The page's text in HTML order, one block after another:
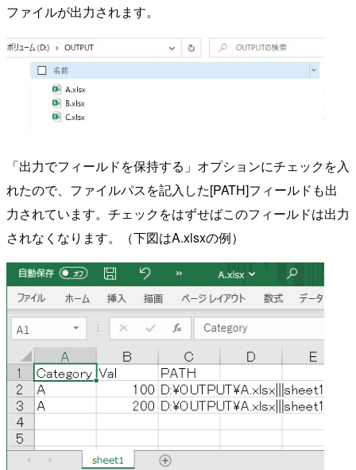
ファイルが出力されます。
「出力でフィールドを保持する」オプションにチェックを入
れたので、ファイルパスを記入した[PATH]フィールドも出
力されています。チェックをはずせばこのフィールドは出力
されなくなります。（下図はA.xlsxの例）